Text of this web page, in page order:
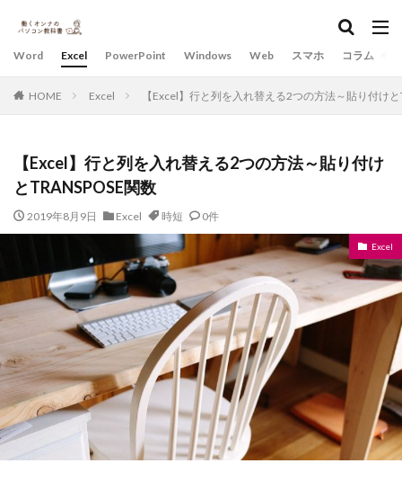
Word Excel PowerPoint Windows Web スマホ コラム
HOME Excel 【Excel】行と列を入れ替える2つの方法～貼り付けと
【Excel】行と列を入れ替える2つの方法～貼り付け
とTRANSPOSE関数
2019年8月9日 Excel 時短 0件
Excel